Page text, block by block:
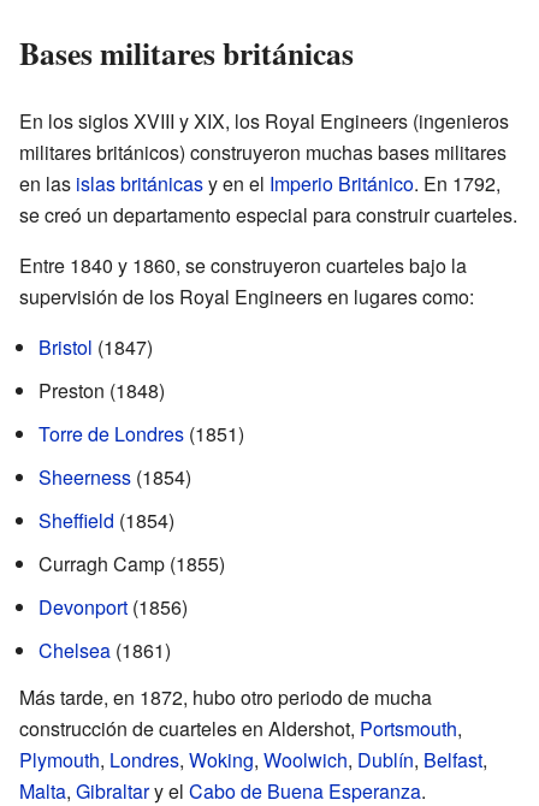
Bases militares británicas
En los siglos XVIII y XIX, los Royal Engineers (ingenieros
militares británicos) construyeron muchas bases militares
en las islas británicasy en el Imperio Británico. En 1792,
se creó un departamento especial para construir cuarteles.
Entre 1840 y 1860, se construyeron cuarteles bajo la
supervisión de los Royal Engineers en lugares como:
Bristol (1847)
Preston (1848)
Torre de Londres (1851)
Sheerness (1854)
Sheffield (1854)
Curragh Camp (1855)
Devonport (1856)
Chelsea (1861)
Más tarde, en 1872, hubo otro periodo de mucha
construcción de cuarteles en Aldershot, Portsmouth,
Plymouth, Londres, Woking, Woolwich, Dublín, Belfast,
Malta, Gibraltary el Cabo de Buena Esperanza.